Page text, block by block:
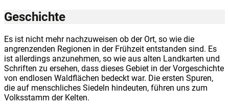
Geschichte
Es ist nicht mehr nachzuweisen ob der Ort, so wie die
angrenzenden Regionen in der Frühzeit entstanden sind. Es
ist allerdings anzunehmen, so wie aus alten Landkarten und
Schriften zu ersehen, dass dieses Gebiet in der Vorgeschichte
von endlosen Waldflächen bedeckt war. Die ersten Spuren,
die auf menschliches Siedeln hindeuten, führen uns zum
Volksstamm der Kelten.